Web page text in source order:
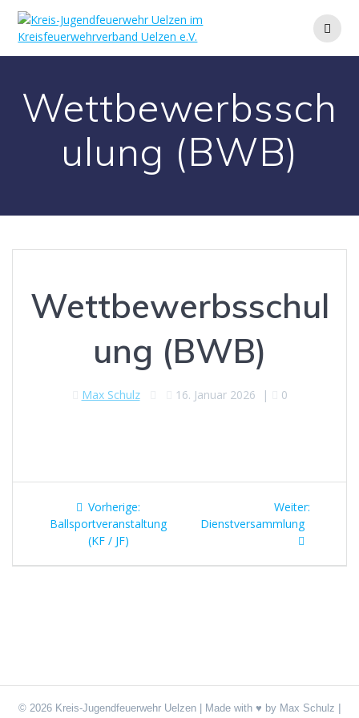
Wettbewerbssch
ulung (BWB)
Wettbewerbsschul
ung (BWB)
Max Schulz 16. Januar 2026 | 0
Beitragsnavigation
Vorherige:
Beitrag:
Ballsportveranstaltung
(KF / JF)
Weiter:
Dienstversammlung
© 2026 Kreis-Jugendfeuerwehr Uelzen | Made with ♥ by Max Schulz |